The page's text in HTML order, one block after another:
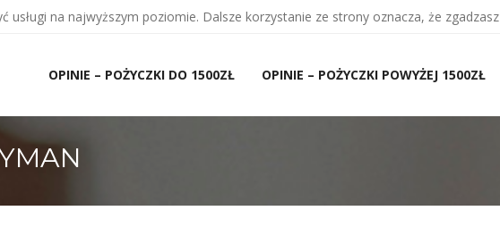
usługi na najwyższym poziomie. Dalsze korzystanie ze strony oznacza, że
OPINIE – POŻYCZKI DO 1500ZŁ OPINIE – POŻYCZKI POWYŻEJ 1500ZŁ